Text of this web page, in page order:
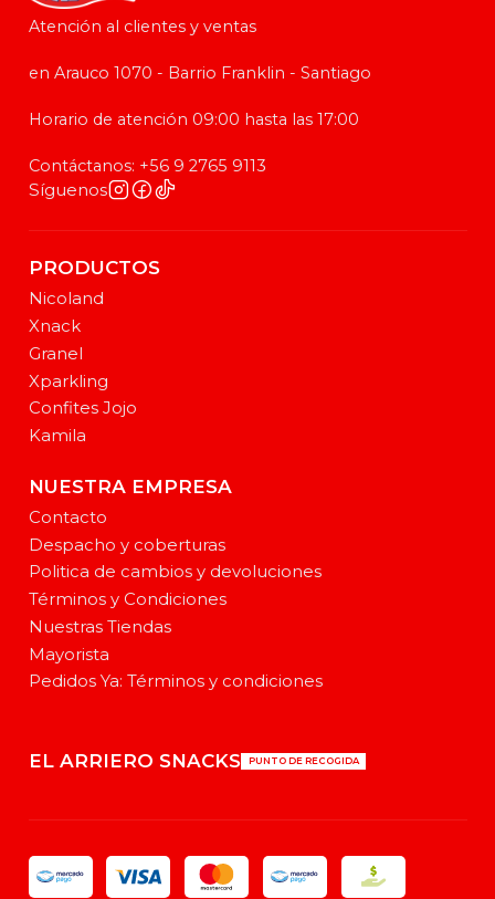
Atención al clientes y ventas
en Arauco 1070 - Barrio Franklin - Santiago
Horario de atención 09:00 hasta las 17:00
Contáctanos: +56 9 2765 9113
Síguenos
PRODUCTOS
Nicoland
Xnack
Granel
Xparkling
Confites Jojo
Kamila
NUESTRA EMPRESA
Contacto
Despacho y coberturas
Politica de cambios y devoluciones
Términos y Condiciones
Nuestras Tiendas
Mayorista
Pedidos Ya: Términos y condiciones
EL ARRIERO SNACKS PUNTO DE RECOGIDA